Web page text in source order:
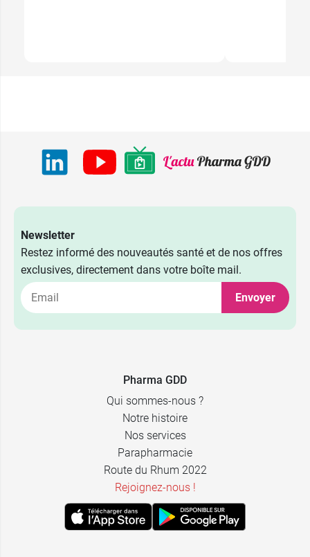
Newsletter
Restez informé des nouveautés santé et de nos offres
exclusives, directement dans votre boîte mail.
Envoyer
Pharma GDD
Qui sommes-nous ?
Notre histoire
Nos services
Parapharmacie
Route du Rhum 2022
Rejoignez-nous !